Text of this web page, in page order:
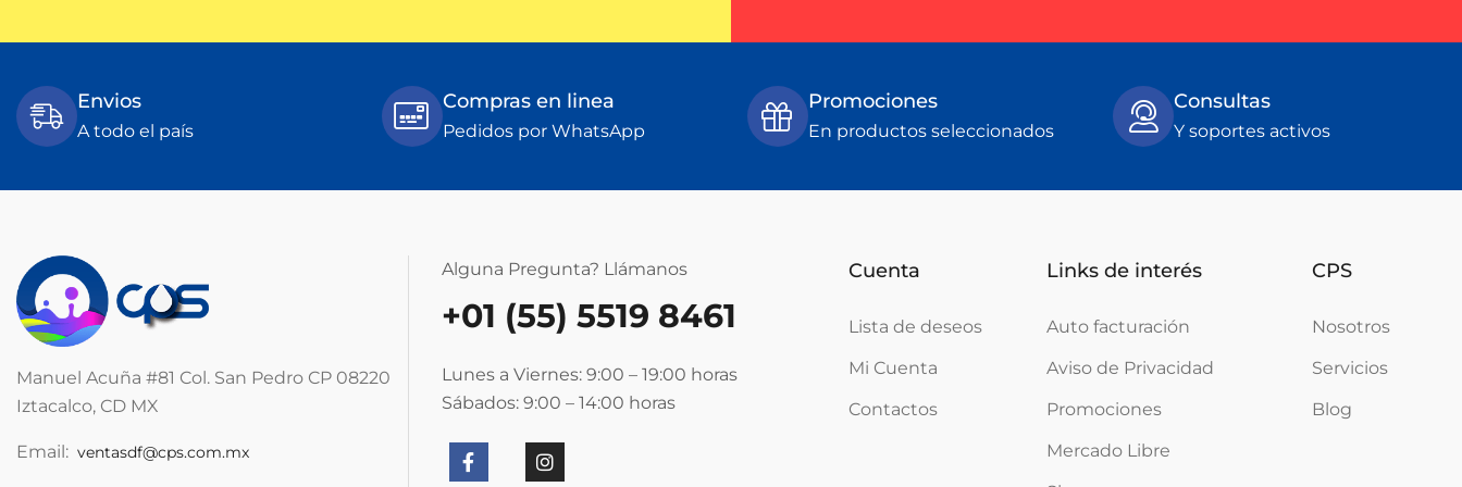
Envios
A todo el país
Compras en linea
Pedidos por WhatsApp
Promociones
En productos seleccionados
Consultas
Y soportes activos
Manuel Acuña #81 Col. San Pedro CP 08220
Iztacalco, CD MX
Email: ventasdf@cps.com.mx
Alguna Pregunta? Llámanos
+01 (55) 5519 8461
Lunes a Viernes: 9:00 – 19:00 horas
Sábados: 9:00 – 14:00 horas
Cuenta
Lista de deseos
Mi Cuenta
Contactos
Links de interés
Auto facturación
Aviso de Privacidad
Promociones
Mercado Libre
CPS
Nosotros
Servicios
Blog